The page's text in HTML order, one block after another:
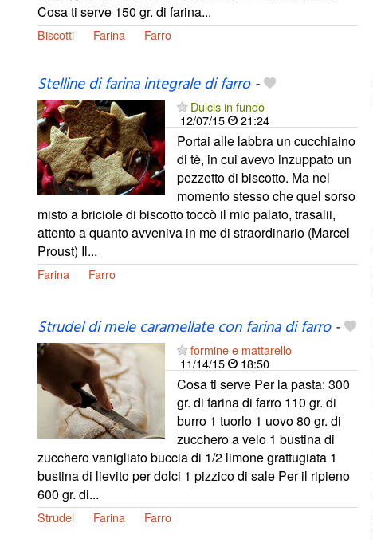
Cosa ti serve 150 gr. di farina...
Biscotti Farina Farro
Stelline di farina integrale di farro-
Dulcis in fundo
12/07/15
21:24
Portai alle labbra un cucchiaino
di tè, in cui avevo inzuppato un
pezzetto di biscotto. Ma nel
momento stesso che quel sorso
misto a briciole di biscotto toccò il mio palato, trasalii,
attento a quanto avveniva in me di straordinario (Marcel
Proust) Il...
Farina Farro
Strudel di mele caramellate con farina di farro-
formine e mattarello
11/14/15
18:50
Cosa ti serve Per la pasta: 300
gr. di farina di farro 110 gr. di
burro 1 tuorlo 1 uovo 80 gr. di
zucchero a velo 1 bustina di
zucchero vanigliato buccia di 1/2 limone grattugiata 1
bustina di lievito per dolci 1 pizzico di sale Per il ripieno
600 gr. di...
Strudel Farina Farro